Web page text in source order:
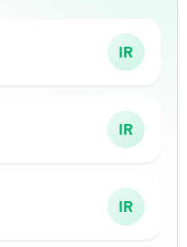
IR
IR
IR